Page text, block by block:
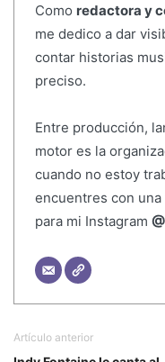
Como redactora y
me dedico a dar
contar historias
preciso.
Entre producción,
motor es la
cuando no estoy
encuentres con
para mi Instagram
Artículo anterior